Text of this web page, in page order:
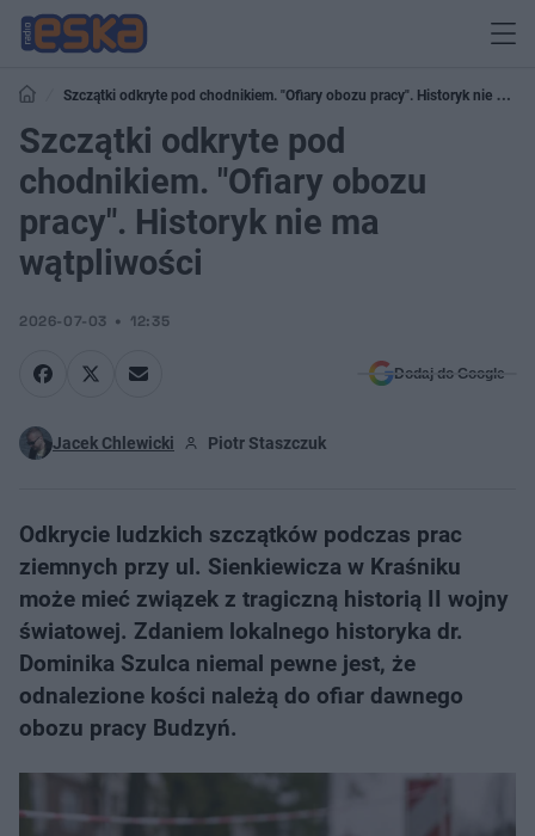
Szczątki odkryte pod chodnikiem. "Ofiary obozu pracy". Historyk nie ma
wątpliwości
Szczątki odkryte pod
chodnikiem. "Ofiary obozu
pracy". Historyk nie ma
wątpliwości
2026-07-03 12:35
Dodaj do Google
Jacek Chlewicki Piotr Staszczuk
Odkrycie ludzkich szczątków podczas prac
ziemnych przy ul. Sienkiewicza w Kraśniku
może mieć związek z tragiczną historią II wojny
światowej. Zdaniem lokalnego historyka dr.
Dominika Szulca niemal pewne jest, że
odnalezione kości należą do ofiar dawnego
obozu pracy Budzyń.